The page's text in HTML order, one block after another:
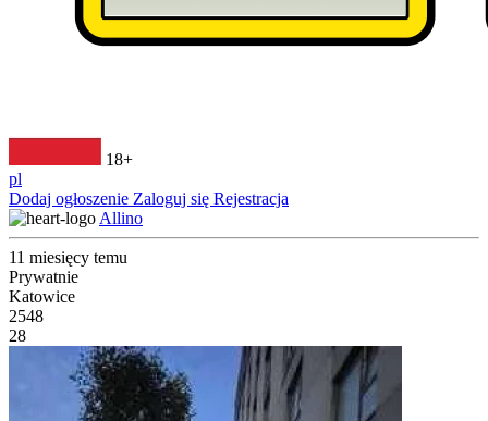
18+
pl
Dodaj ogłoszenie Zaloguj się Rejestracja
Allino
11 miesięcy temu
Prywatnie
Katowice
2548
28